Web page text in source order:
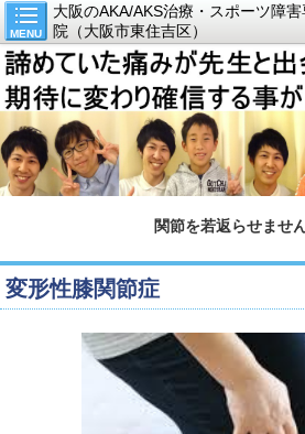
MENU
大阪のAKA/AKS治療・スポーツ障
院（大阪市東住吉区）
関節を若返らせませ
変形性膝関節症